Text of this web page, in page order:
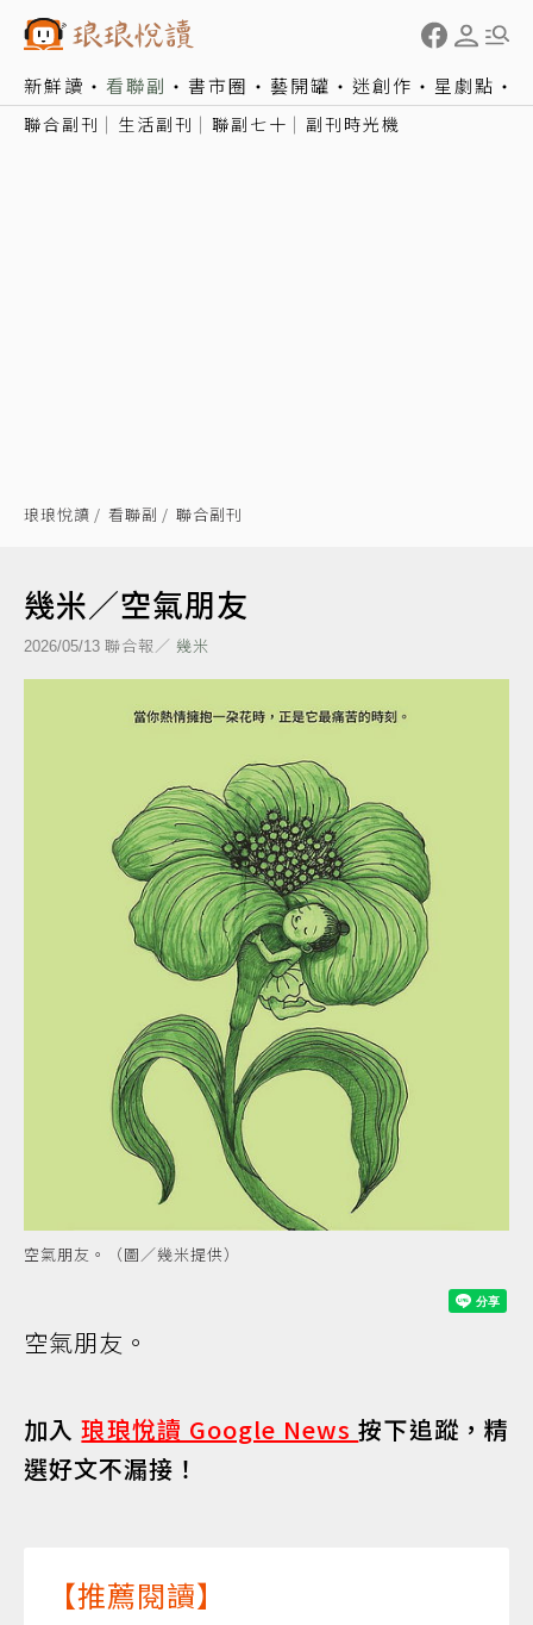
新鮮讀 看聯副 書市圈 藝開罐 迷創作 星劇點
聯合副刊 生活副刊 聯副七十 副刊時光機
琅琅悅讀 看聯副 聯合副刊
幾米／空氣朋友
2026/05/13 聯合報／ 幾米
空氣朋友。（圖／幾米提供）
空氣朋友。
加入琅琅悅讀 Google News按下追蹤，精
選好文不漏接！
【推薦閱讀】